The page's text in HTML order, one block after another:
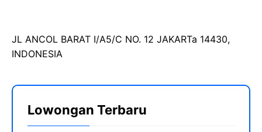
JL ANCOL BARAT I/A5/C NO. 12 JAKARTa 14430,
INDONESIA
Lowongan Terbaru